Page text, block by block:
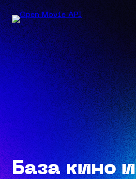
База кино и